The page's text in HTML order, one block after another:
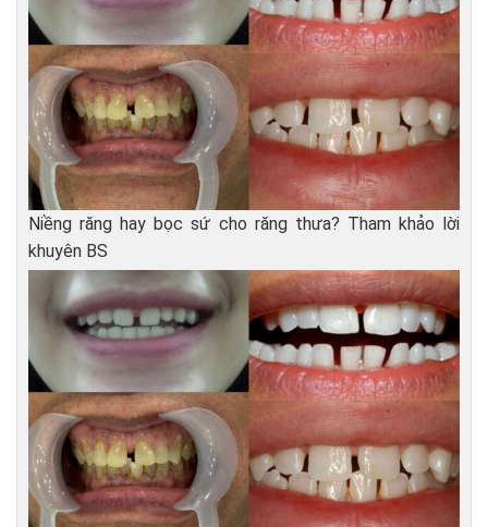
Niềng răng hay bọc sứ cho răng thưa? Tham khảo lời
khuyên BS